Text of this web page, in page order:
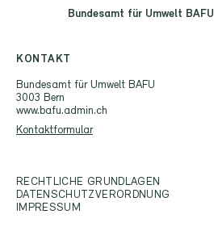
Bundesamt für Umwelt BAFU
KONTAKT
Bundesamt für Umwelt BAFU
3003 Bern
www.bafu.admin.ch
Kontaktformular
RECHTLICHE GRUNDLAGEN
DATENSCHUTZVERORDNUNG
IMPRESSUM